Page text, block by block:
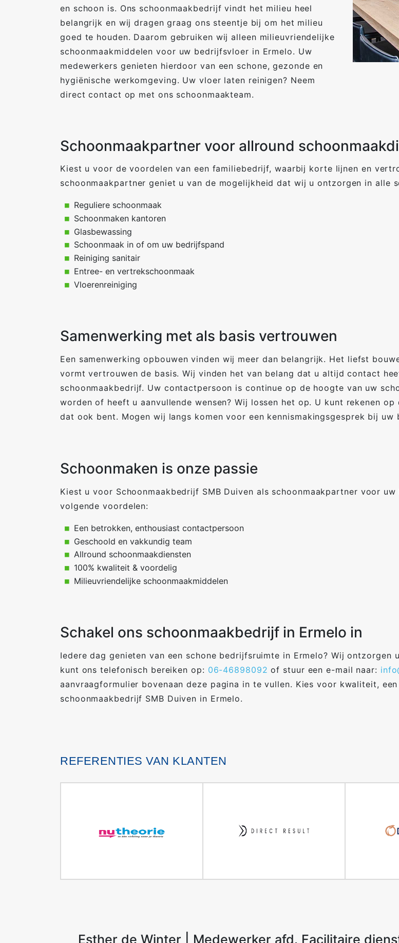
en schoon is. Ons schoonmaakbedrijf vindt het milieu heel
belangrijk en wij dragen graag ons steentje bij om het milieu
goed te houden. Daarom gebruiken wij alleen milieuvriendelijke
schoonmaakmiddelen voor uw bedrijfsvloer in Ermelo. Uw
medewerkers genieten hierdoor van een schone, gezonde en
hygiënische werkomgeving. Uw vloer laten reinigen? Neem
direct contact op met ons schoonmaakteam.
Schoonmaakpartner voor allround
Kiest u voor de voordelen van een familiebedrijf, waarbij korte lijnen en
schoonmaakpartner geniet u van de mogelijkheid dat wij u ontzorgen in alle
Reguliere schoonmaak
Schoonmaken kantoren
Glasbewassing
Schoonmaak in of om uw bedrijfspand
Reiniging sanitair
Entree- en vertrekschoonmaak
Vloerenreiniging
Samenwerking met als basis vertrouwen
Een samenwerking opbouwen vinden wij meer dan belangrijk. Het liefst
vormt vertrouwen de basis. Wij vinden het van belang dat u altijd contact
schoonmaakbedrijf. Uw contactpersoon is continue op de hoogte van uw
worden of heeft u aanvullende wensen? Wij lossen het op. U kunt rekenen
dat ook bent. Mogen wij langs komen voor een kennismakingsgesprek bij uw
Schoonmaken is onze passie
Kiest u voor Schoonmaakbedrijf SMB Duiven als schoonmaakpartner voor
volgende voordelen:
Een betrokken, enthousiast contactpersoon
Geschoold en vakkundig team
Allround schoonmaakdiensten
100% kwaliteit & voordelig
Milieuvriendelijke schoonmaakmiddelen
Schakel ons schoonmaakbedrijf in Ermelo in
Iedere dag genieten van een schone bedrijfsruimte in Ermelo? Wij
kunt ons telefonisch bereiken op: 06-46898092 of stuur een e-mail naar:
aanvraagformulier bovenaan deze pagina in te vullen. Kies voor kwaliteit,
schoonmaakbedrijf SMB Duiven in Ermelo.
REFERENTIES VAN KLANTEN
Esther de Winter | Medewerker afd. Facilitaire
Dion van der Ent
M. K.